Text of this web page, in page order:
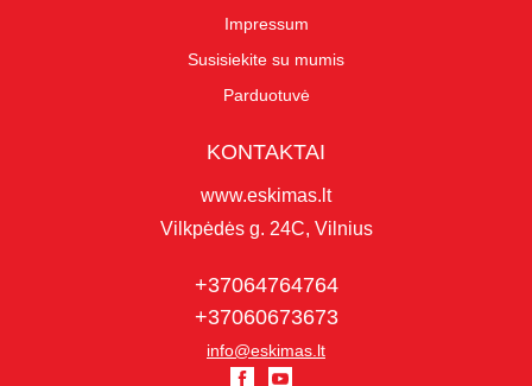
Impressum
Susisiekite su mumis
Parduotuvė
KONTAKTAI
www.eskimas.lt
Vilkpėdės g. 24C, Vilnius
+37064764764
+37060673673
info@eskimas.lt